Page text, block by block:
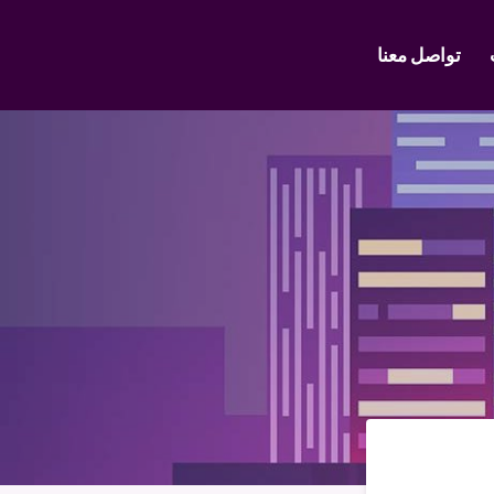
تواصل معنا